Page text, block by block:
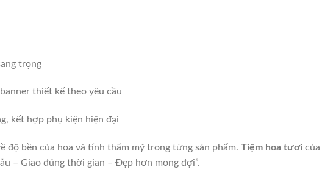
trọng
thiết kế theo yêu cầu
kết hợp phụ kiện hiện đại
độ bền của hoa và tính thẩm mỹ trong từng sản phẩm. Tiệm hoa tươi của
– Giao đúng thời gian – Đẹp hơn mong đợi”.